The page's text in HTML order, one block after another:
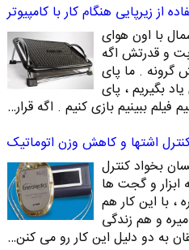
از زیرپایی هنگام کار با کامپیوتر
با اون هوای
و قدرتش اگه
گرونه . ما پای
بگیریم ، پای
فیلم ببینیم بازی کنیم . اگه قرار…
بخواد کنترل
و گجت ها
، با این کار هم
و هم زندگی
به دو دلیل این کار رو می کنن…